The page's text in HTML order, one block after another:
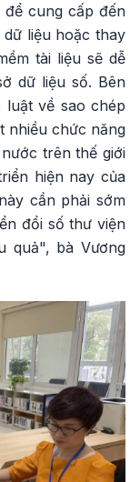
cung cấp đến
liệu hoặc thay
tài liệu sẽ dễ
dữ liệu số. Bên
về sao chép
nhiều chức năng
trên thế giới
hiện nay của
cần phải sớm
đổi số thư viện
quả", bà Vương